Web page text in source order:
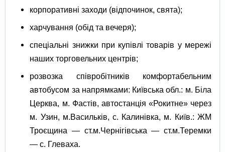
корпоративні заходи (відпочинок, свята);
харчування (обід та вечеря);
спеціальні знижки при купівлі товарів у мережі
наших торговельних центрів;
розвозка співробітників комфортабельним
автобусом за напрямками: Київська обл.: м. Біла
Церква, м. Фастів, автостанція «Рокитне» через
м. Узин, м.Васильків, с. Калинівка, м. Київ.: ЖМ
Троєщина — ст.м.Чернігівська — ст.м.Теремки
— с. Глеваха.